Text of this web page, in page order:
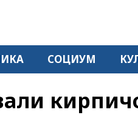
СОЦИУМ